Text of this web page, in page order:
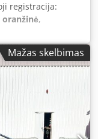
registracija:
oranžinė,
Mažas skelbimas